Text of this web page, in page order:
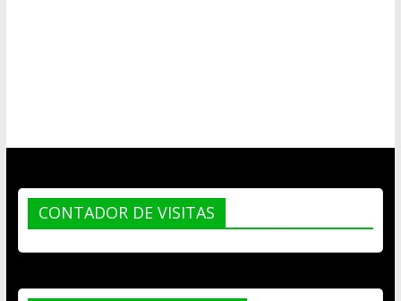
CONTADOR DE VISITAS